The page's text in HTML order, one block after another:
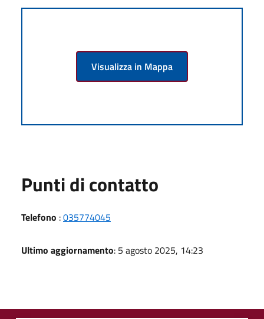
Visualizza in Mappa
Punti di contatto
Telefono :035774045
Ultimo aggiornamento: 5 agosto 2025, 14:23